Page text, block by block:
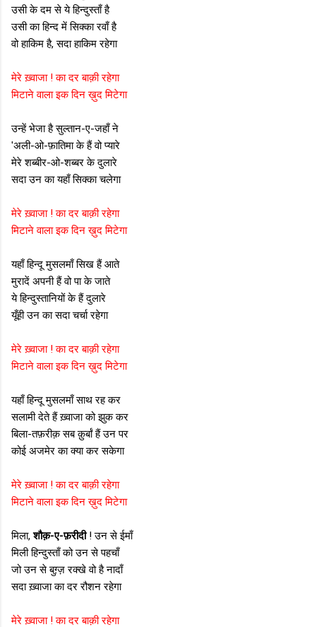
उसी के दम से ये हिन्दुस्ताँ है
उसी का हिन्द में सिक्का रवाँ है
वो हाकिम है, सदा हाकिम रहेगा
मेरे ख़्वाजा ! का दर बाक़ी रहेगा
मिटाने वाला इक दिन ख़ुद मिटेगा
उन्हें भेजा है सुल्तान-ए-जहाँ ने
'अली-ओ-फ़ातिमा के हैं वो प्यारे
मेरे शब्बीर-ओ-शब्बर के दुलारे
सदा उन का यहाँ सिक्का चलेगा
मेरे ख़्वाजा ! का दर बाक़ी रहेगा
मिटाने वाला इक दिन ख़ुद मिटेगा
यहाँ हिन्दू मुसलमाँ सिख हैं आते
मुरादें अपनी हैं वो पा के जाते
ये हिन्दुस्तानियों के हैं दुलारे
यूँही उन का सदा चर्चा रहेगा
मेरे ख़्वाजा ! का दर बाक़ी रहेगा
मिटाने वाला इक दिन ख़ुद मिटेगा
यहाँ हिन्दू मुसलमाँ साथ रह कर
सलामी देते हैं ख़्वाजा को झुक कर
बिला-तफ़रीक़ सब क़ुर्बां हैं उन पर
कोई अजमेर का क्या कर सकेगा
मेरे ख़्वाजा ! का दर बाक़ी रहेगा
मिटाने वाला इक दिन ख़ुद मिटेगा
मिला,शौक़-ए-फ़रीदी! उन से ईमाँ
मिली हिन्दुस्ताँ को उन से पहचाँ
जो उन से बुग़्ज़ रक्खे वो है नादाँ
सदा ख़्वाजा का दर रौशन रहेगा
मेरे ख़्वाजा ! का दर बाक़ी रहेगा